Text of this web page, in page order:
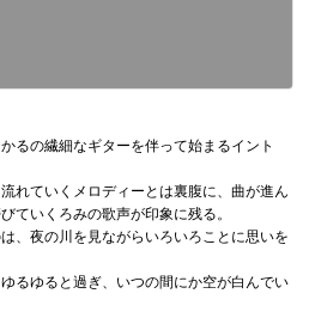
るの繊細なギターを伴って始まるイント
れていくメロディーとは裏腹に、曲が進ん
ていくろみの歌声が印象に残る。
、夜の川を見ながらいろいろことに思いを
るゆると過ぎ、いつの間にか空が白んでい